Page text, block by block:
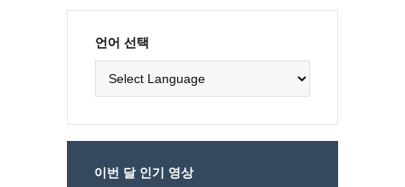
언어 선택
이번 달 인기 영상